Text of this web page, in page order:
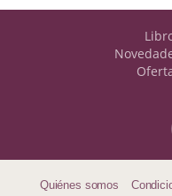
Quiénes somos